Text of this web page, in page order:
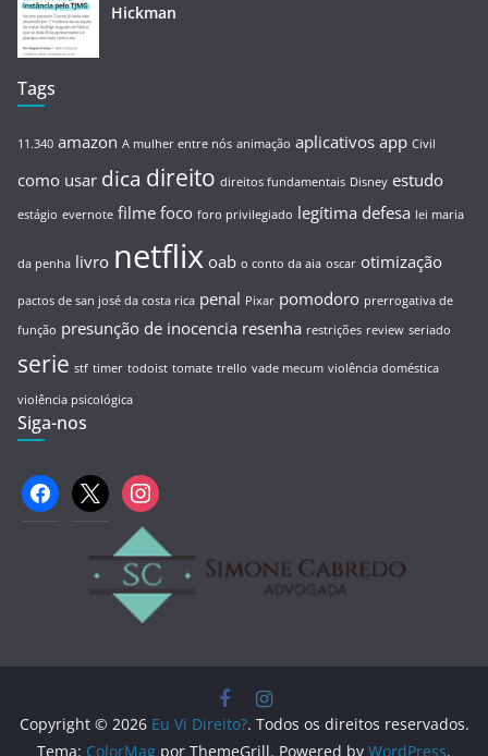
Hickman
Tags
11.340 amazon A mulher entre nós animação aplicativosapp Civil
como usar dica direito direitos fundamentais Disney estudo
estágio evernote filmefoco foro privilegiado legítima defesa lei maria
da penha livro netflixoab o conto da aia oscar otimização
pactos de san josé da costa rica penal Pixar pomodoro prerrogativa de
função presunção de inocencia resenha restrições review seriado
serie stf timer todoist tomate trello vade mecum violência doméstica
violência psicológica
Siga-nos
facebook
x instagram
Copyright © 2026 Eu Vi Direito?. Todos os direitos reservados.
Tema: ColorMag por ThemeGrill. Powered by WordPress.